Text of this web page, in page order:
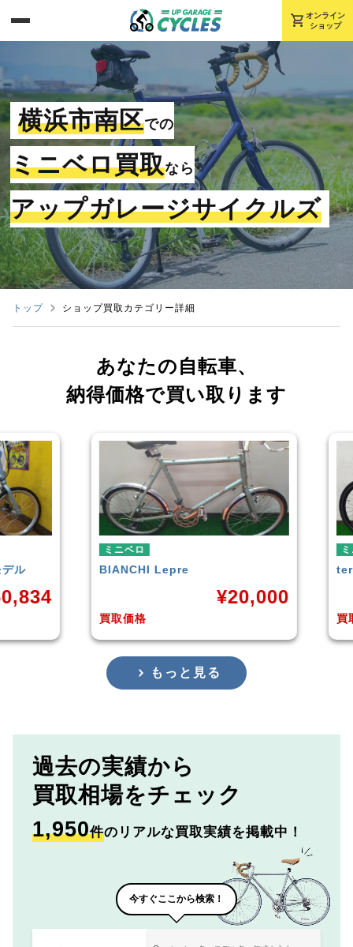
shopping_cart オンライン
ショップ
横浜市南区での
ミニベロ買取なら
アップガレージサイクルズ
トップ ショップ買取カテゴリー詳細
あなたの自転車、
納得価格で買い取ります
ミニベロ
ternSURGE 2021年モデル
買取価格
¥33,249
もっと見る
過去の実績から
買取相場をチェック
1,950件のリアルな買取実績を掲載中！
今すぐここから検索！